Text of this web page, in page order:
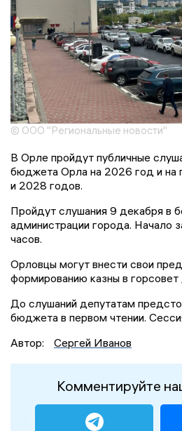
© ООО "Региональные новости"
В Орле пройдут публичные
бюджета Орла на 2026 год и на
и 2028 годов.
Пройдут слушания 9 декабря в
администрации города. Начало
часов.
Орловцы могут внести свои
формированию казны в
До слушаний депутатам
бюджета в первом чтении.
Автор:
Сергей Иванов
Комментируйте